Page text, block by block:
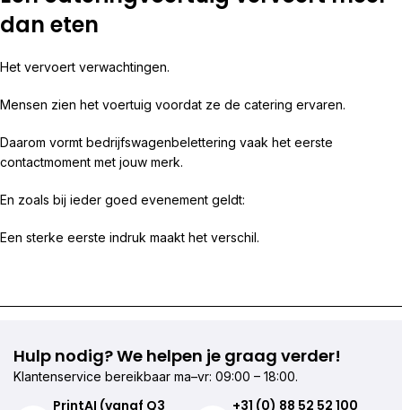
dan eten
Het vervoert verwachtingen.
Mensen zien het voertuig voordat ze de catering ervaren.
Daarom vormt bedrijfswagenbelettering vaak het eerste
contactmoment met jouw merk.
En zoals bij ieder goed evenement geldt:
Een sterke eerste indruk maakt het verschil.
Hulp nodig? We helpen je graag verder!
Klantenservice bereikbaar ma–vr: 09:00 – 18:00.
PrintAI (vanaf Q3
+31 (0) 88 52 52 100